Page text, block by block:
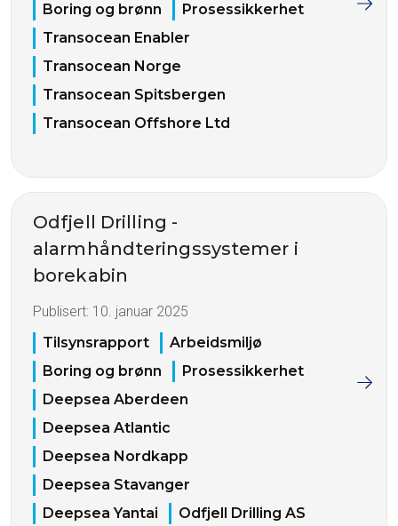
Boring og brønn
Prosessikkerhet
Transocean Enabler
Transocean Norge
Transocean Spitsbergen
Transocean Offshore Ltd
Odfjell Drilling -
alarmhåndteringssystemer i
borekabin
Publisert: 10. januar 2025
Tilsynsrapport
Arbeidsmiljø
Boring og brønn
Prosessikkerhet
Deepsea Aberdeen
Deepsea Atlantic
Deepsea Nordkapp
Deepsea Stavanger
Deepsea Yantai
Odfjell Drilling AS